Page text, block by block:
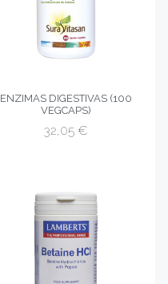
ENZIMAS DIGESTIVAS (100
VEGCAPS)
32,05 €